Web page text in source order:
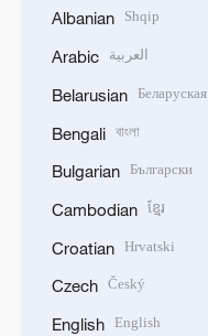
Albanian Shqip
Arabic العربية
Belarusian Беларуская
Bengali বাংলা
Bulgarian Български
Cambodian ខ្មែរ
Croatian Hrvatski
Czech Český
English English